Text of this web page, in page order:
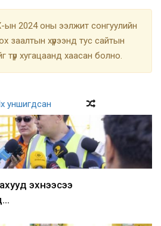
2024 оны ээлжит сонгуулийн
заалтын хүрээнд тус сайтын
түр хугацаанд хаасан болно.
уншигдсан
эхнээсээ